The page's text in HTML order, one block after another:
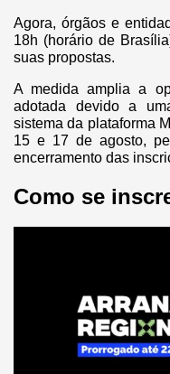
Agora, órgãos e
18h (horário de
suas propostas.
A medida amplia a
adotada devido a
sistema da plataforma
15 e 17 de agosto,
encerramento das
Como se